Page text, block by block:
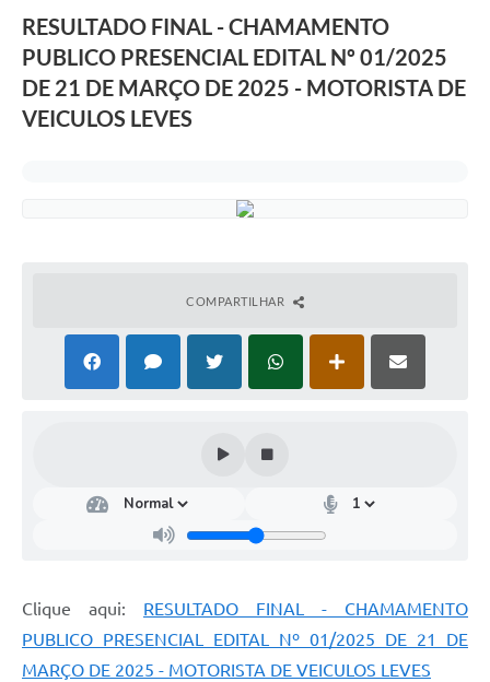
RESULTADO FINAL - CHAMAMENTO
PUBLICO PRESENCIAL EDITAL Nº 01/2025
DE 21 DE MARÇO DE 2025 - MOTORISTA DE
VEICULOS LEVES
COMPARTILHAR
Clique aqui: RESULTADO FINAL - CHAMAMENTO
PUBLICO PRESENCIAL EDITAL Nº 01/2025 DE 21 DE
MARÇO DE 2025 - MOTORISTA DE VEICULOS LEVES